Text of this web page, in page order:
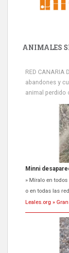
ANIMALES
RED CANARIA
abandones y
animal perdido
Siami Perdida
Se llama
Leales.org »